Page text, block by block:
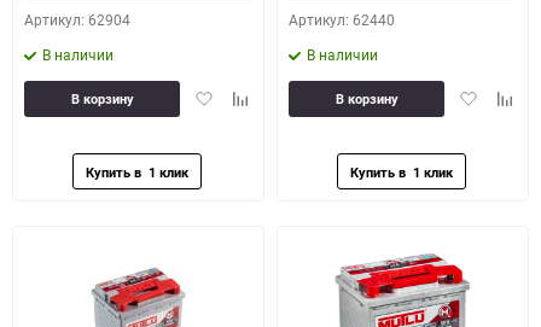
Артикул: 62904
В наличии
ДобавитьДобавить
В корзину
Артикул: 62440
В наличии
Добавить
В корзину